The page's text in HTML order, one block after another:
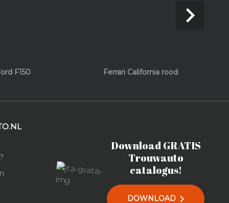
F150 Ferrari California rood
navigate_next
Download GRATIS
Trouwauto
catalogus!
DOWNLOAD chevron_right